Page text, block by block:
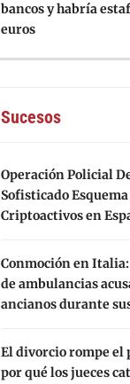
bancos y habría
euros
Sucesos
Operación Policial
Sofisticado
Criptoactivos en
Conmoción en
de ambulancias
ancianos durante
El divorcio rompe
por qué los jueces